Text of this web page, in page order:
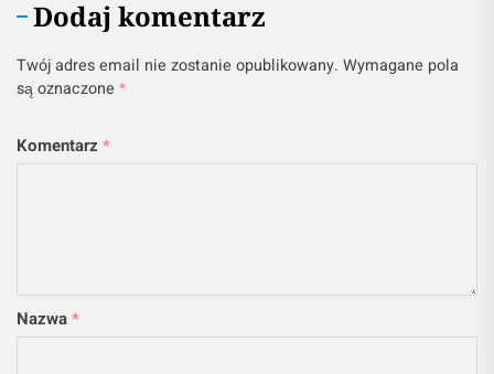
Dodaj komentarz
Twój adres email nie zostanie opublikowany. Wymagane pola
są oznaczone *
Komentarz *
Nazwa*